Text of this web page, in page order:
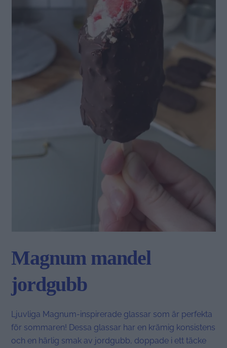
Magnum mandel
jordgubb
Ljuvliga Magnum-inspirerade glassar som är perfekta
för sommaren! Dessa glassar har en krämig konsistens
och en härlig smak av jordgubb, doppade i ett täcke